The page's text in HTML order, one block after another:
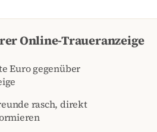
Online-Traueranzeige
Euro gegenüber
rasch, direkt